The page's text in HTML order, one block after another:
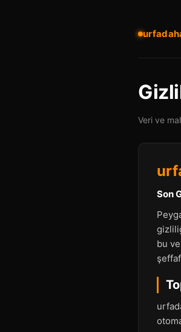
Veri ve
Son
bu